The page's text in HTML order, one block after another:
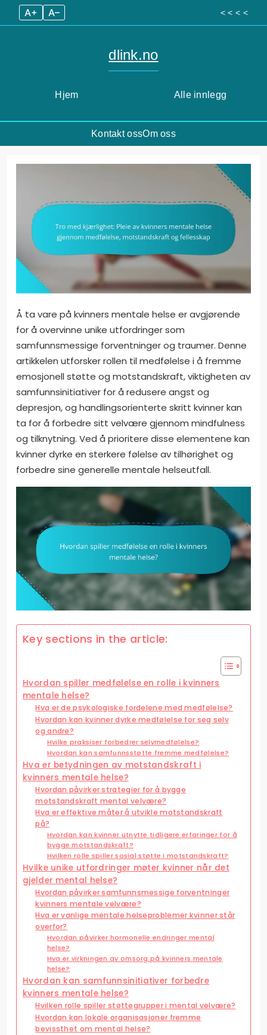
A+ A– < < < <
Hjem
dlink.no
Alle innlegg
Kontakt ossOm oss
Å ta vare på kvinners mentale helse er avgjørende
for å overvinne unike utfordringer som
samfunnsmessige forventninger og traumer. Denne
artikkelen utforsker rollen til medfølelse i å fremme
emosjonell støtte og motstandskraft, viktigheten av
samfunnsinitiativer for å redusere angst og
depresjon, og handlingsorienterte skritt kvinner kan
ta for å forbedre sitt velvære gjennom mindfulness
og tilknytning. Ved å prioritere disse elementene kan
kvinner dyrke en sterkere følelse av tilhørighet og
forbedre sine generelle mentale helseutfall.
Key sections in the article:
Hvordan spiller medfølelse en rolle i kvinners
mentale helse?
Hva er de psykologiske fordelene med medfølelse?
Hvordan kan kvinner dyrke medfølelse for seg selv
og andre?
Hvilke praksiser forbedrer selvmedfølelse?
Hvordan kan samfunnsstøtte fremme medfølelse?
Hva er betydningen av motstandskraft i
kvinners mentale helse?
Hvordan påvirker strategier for å bygge
motstandskraft mental velvære?
Hva er effektive måter å utvikle motstandskraft
på?
Hvordan kan kvinner utnytte tidligere erfaringer for å
bygge motstandskraft?
Hvilken rolle spiller sosial støtte i motstandskraft?
Hvilke unike utfordringer møter kvinner når det
gjelder mental helse?
Hvordan påvirker samfunnsmessige forventninger
kvinners mentale velvære?
Hva er vanlige mentale helseproblemer kvinner står
overfor?
Hvordan påvirker hormonelle endringer mental
helse?
Hva er virkningen av omsorg på kvinners mentale
helse?
Hvordan kan samfunnsinitiativer forbedre
kvinners mentale helse?
Hvilken rolle spiller støttegrupper i mental velvære?
Hvordan kan lokale organisasjoner fremme
bevissthet om mental helse?